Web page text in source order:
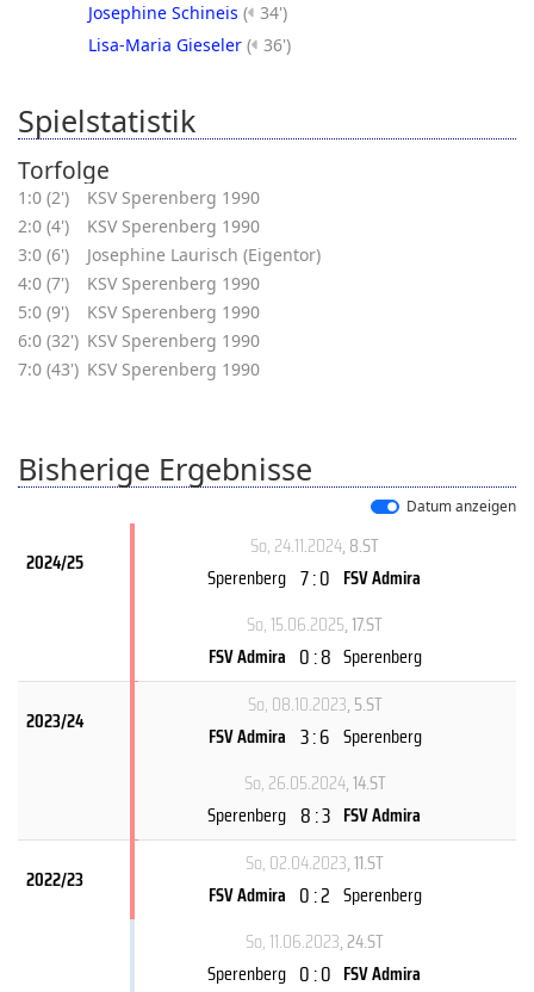
Josephine Schineis ( 34')
Lisa-Maria Gieseler ( 36')
Spielstatistik
Torfolge
1:0 (2')
KSV Sperenberg 1990
2:0 (4')
KSV Sperenberg 1990
3:0 (6')
Josephine Laurisch (Eigentor)
4:0 (7')
KSV Sperenberg 1990
5:0 (9')
KSV Sperenberg 1990
6:0 (32') KSV Sperenberg 1990
7:0 (43') KSV Sperenberg 1990
Bisherige Ergebnisse
Datum anzeigen
2024/25
So, 24.11.2024, 8.ST
Sperenberg 7 : 0 FSV Admira
So, 15.06.2025, 17.ST
FSV Admira 0 : 8 Sperenberg
2023/24
So, 08.10.2023, 5.ST
FSV Admira 3 : 6 Sperenberg
So, 26.05.2024, 14.ST
Sperenberg 8 : 3 FSV Admira
2022/23
So, 02.04.2023, 11.ST
FSV Admira 0 : 2 Sperenberg
So, 11.06.2023, 24.ST
Sperenberg 0 : 0 FSV Admira